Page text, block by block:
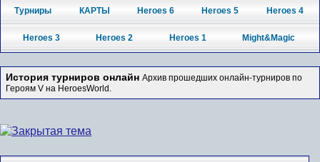
Турниры КАРТЫ Heroes 6 Heroes 5 Heroes 4
Heroes 3 Heroes 2 Heroes 1 Might&Magic
История турниров онлайн Архив прошедших онлайн-турниров по
Героям V на HeroesWorld.